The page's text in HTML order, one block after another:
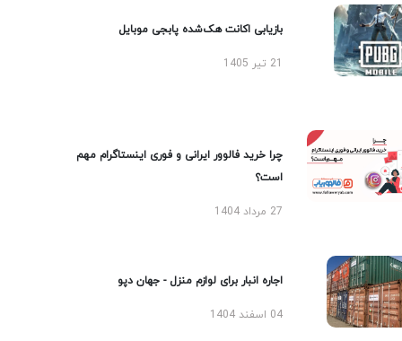
بازیابی اکانت هک‌شده پابجی موبایل
چرا خرید فالوور ایرانی و فوری اینستاگرام مهم
است؟
27 مرداد 1404
اجاره انبار برای لوازم منزل - جهان دپو
04 اسفند 1404